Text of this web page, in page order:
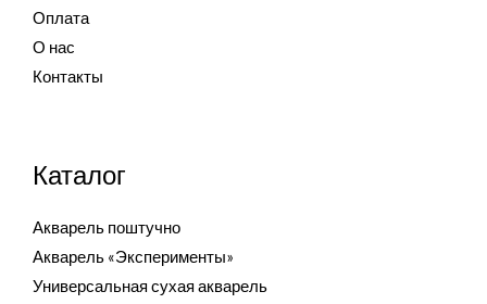
Оплата
О нас
Контакты
Каталог
Акварель поштучно
Акварель «Эксперименты»
Универсальная сухая акварель